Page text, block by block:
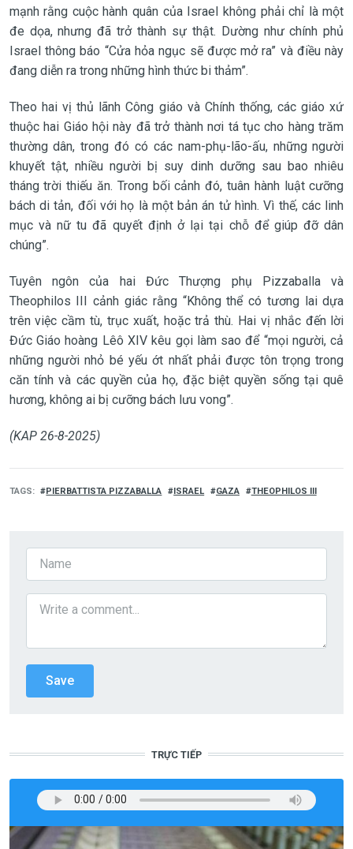
mạnh rằng cuộc hành quân của Israel không phải chỉ là một
đe dọa, nhưng đã trở thành sự thật. Dường như chính phủ
Israel thông báo “Cửa hỏa ngục sẽ được mở ra” và điều này
đang diễn ra trong những hình thức bi thảm”.
Theo hai vị thủ lãnh Công giáo và Chính thống, các giáo xứ
thuộc hai Giáo hội này đã trở thành nơi tá tục cho hàng trăm
thường dân, trong đó có các nam-phụ-lão-ấu, những người
khuyết tật, nhiều người bị suy dinh dưỡng sau bao nhiêu
tháng trời thiếu ăn. Trong bối cảnh đó, tuân hành luật cưỡng
bách di tản, đối với họ là một bản án tử hình. Vì thế, các linh
mục và nữ tu đã quyết định ở lại tại chỗ để giúp đỡ dân
chúng”.
Tuyên ngôn của hai Đức Thượng phụ Pizzaballa và
Theophilos III cảnh giác rằng “Không thể có tương lai dựa
trên việc cầm tù, trục xuất, hoặc trả thù. Hai vị nhắc đến lời
Đức Giáo hoàng Lêô XIV kêu gọi làm sao để “mọi người, cả
những người nhỏ bé yếu ớt nhất phải được tôn trọng trong
căn tính và các quyền của họ, đặc biệt quyền sống tại quê
hương, không ai bị cưỡng bách lưu vong”.
(KAP 26-8-2025)
TAGS PIERBATTISTA PIZZABALLA ISRAEL GAZA THEOPHILOS III
TRỰC TIẾP